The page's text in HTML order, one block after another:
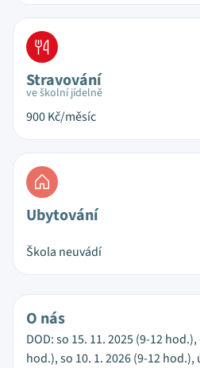
Stravování
ve školní jídelně
900Kč/měsíc
Ubytování
Škola neuvádí
O nás
DOD: so 15. 11. 2025 (9-12
hod.), so 10. 1. 2026 (9-12 hod.),